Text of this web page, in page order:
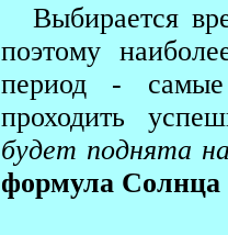
Выбирается
поэтому
период - самые
проходить
будет поднята
формула Солнца